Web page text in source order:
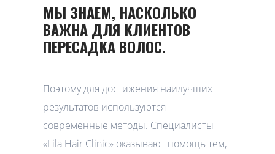
МЫ ЗНАЕМ, НАСКОЛЬКО
ВАЖНА ДЛЯ КЛИЕНТОВ
ПЕРЕСАДКА ВОЛОС.
Поэтому для достижения наилучших
результатов используются
современные методы. Специалисты
«Lila Hair Clinic» оказывают помощь тем,